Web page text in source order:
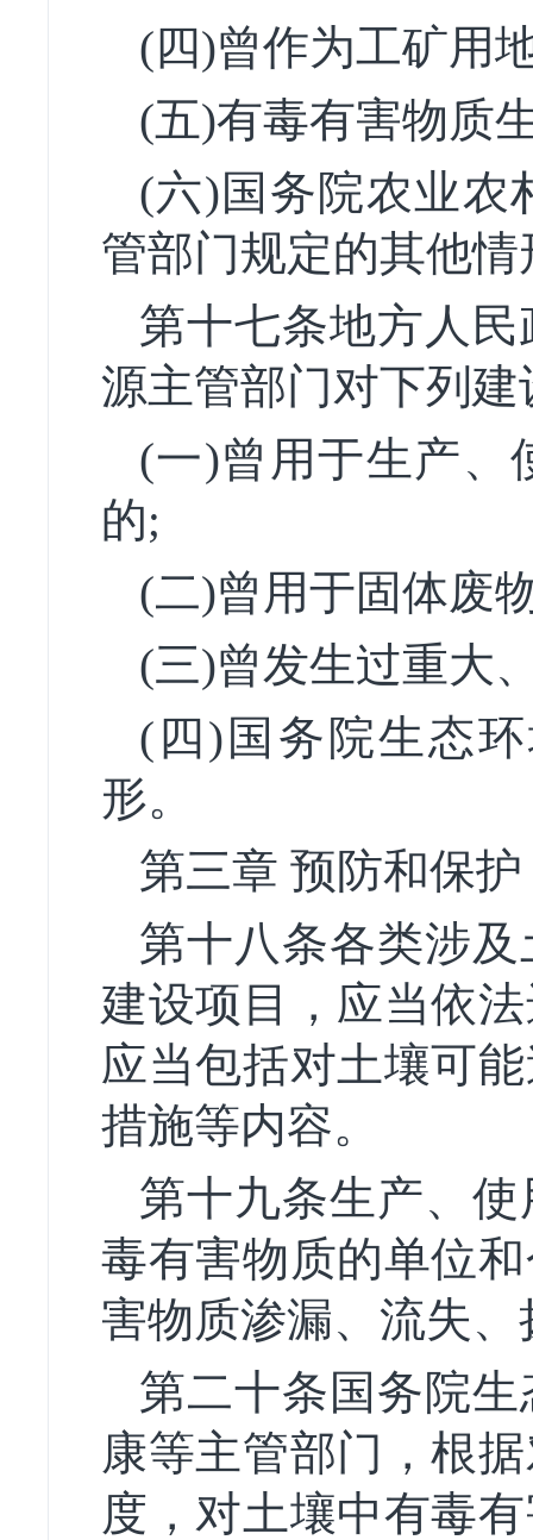
(四)曾作为工矿用
(五)有毒有害物质
(六)国务院农业农
管部门规定的其他情
第十七条地方人
源主管部门对下列
(一)曾用于生产、
的;
(二)曾用于固体废
(三)曾发生过重大
(四)国务院生态
形。
第三章 预防和保护
第十八条各类涉
建设项目，应当依
应当包括对土壤可
措施等内容。
第十九条生产、
毒有害物质的单位
害物质渗漏、流失
第二十条国务院
康等主管部门，根
度，对土壤中有毒